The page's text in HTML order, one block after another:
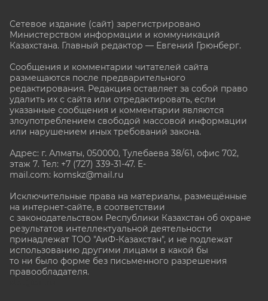
Сетевое издание (сайт) зарегистрировано
Министерством информации и коммуникаций
Казахстана. Главный редактор — Евгений Грюнберг.
Сообщения и комментарии читателей сайта
размещаются после предварительного
редактирования. Редакция оставляет за собой право
удалить их с сайта или отредактировать, если
указанные сообщения и комментарии являются
злоупотреблением свободой массовой информации
или нарушением иных требований закона.
Адрес: г. Алматы, 050000, Тулебаева 38/61, офис 702,
этаж 7. Тел: +7 (727) 339-31-47. E-
mail.com: komskz@mail.ru
Исключительные права на материалы, размещённые
на интернет-сайте, в соответствии
с законодательством Республики Казахстан об охране
результатов интеллектуальной деятельности
принадлежат ТОО "АиФ-Казахстан", и не подлежат
использованию другими лицами в какой бы
то ни было форме без письменного разрешения
правообладателя.